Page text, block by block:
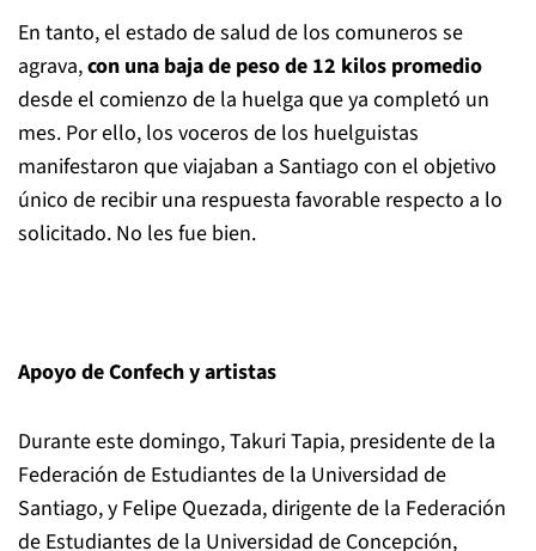
En tanto, el estado de salud de los comuneros se
agrava,con una baja de peso de 12 kilos promedio
desde el comienzo de la huelga que ya completó un
mes. Por ello, los voceros de los huelguistas
manifestaron que viajaban a Santiago con el objetivo
único de recibir una respuesta favorable respecto a lo
solicitado. No les fue bien.
Apoyo de Confech y artistas
Durante este domingo, Takuri Tapia, presidente de la
Federación de Estudiantes de la Universidad de
Santiago, y Felipe Quezada, dirigente de la Federación
de Estudiantes de la Universidad de Concepción,